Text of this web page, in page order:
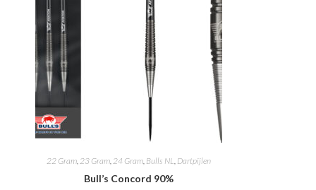
22 Gram,23 Gram,24 Gram, Bulls NL, Dartpijlen
Bull’s Concord 90%